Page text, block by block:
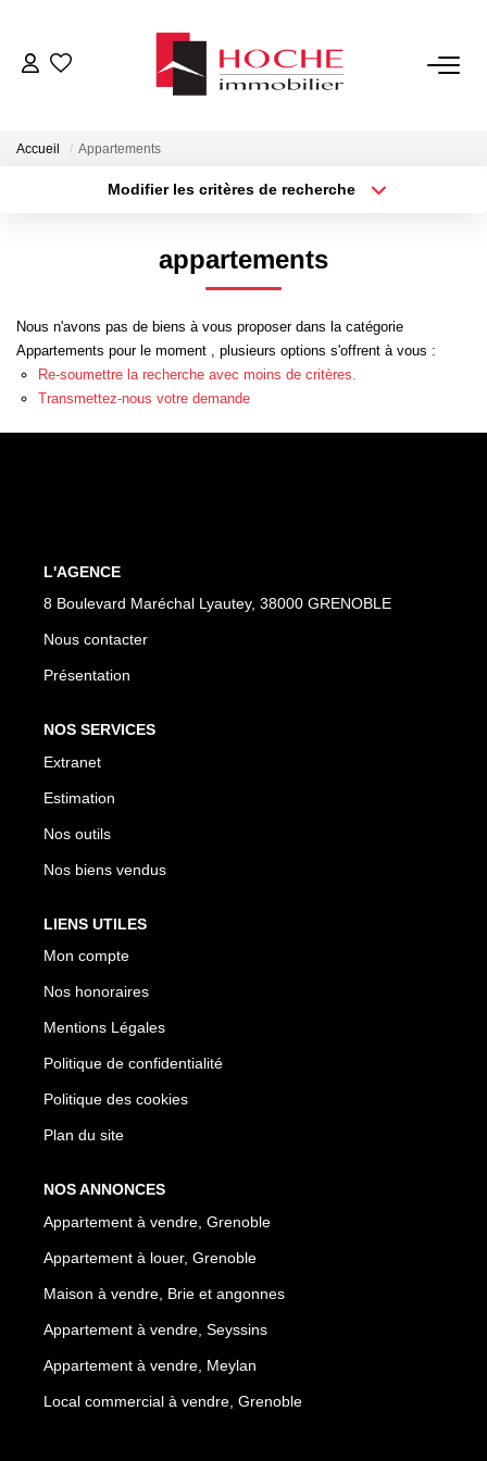
ESTIMATION
CONTACT
Accueil Appartements
Modifier les critères de recherche
Créer une alerte
appartements
Nous n'avons pas de biens à vous proposer dans la catégorie
Appartements pour le moment , plusieurs options s'offrent à vous :
Re-soumettre la recherche avec moins de critères.
Transmettez-nous votre demande
L'AGENCE
8 Boulevard Maréchal Lyautey, 38000 GRENOBLE
Nous contacter
Présentation
NOS SERVICES
Extranet
Estimation
Nos outils
Nos biens vendus
LIENS UTILES
Mon compte
Nos honoraires
Mentions Légales
Politique de confidentialité
Politique des cookies
Plan du site
NOS ANNONCES
Appartement à vendre, Grenoble
Appartement à louer, Grenoble
Maison à vendre, Brie et angonnes
Appartement à vendre, Seyssins
Appartement à vendre, Meylan
Local commercial à vendre, Grenoble